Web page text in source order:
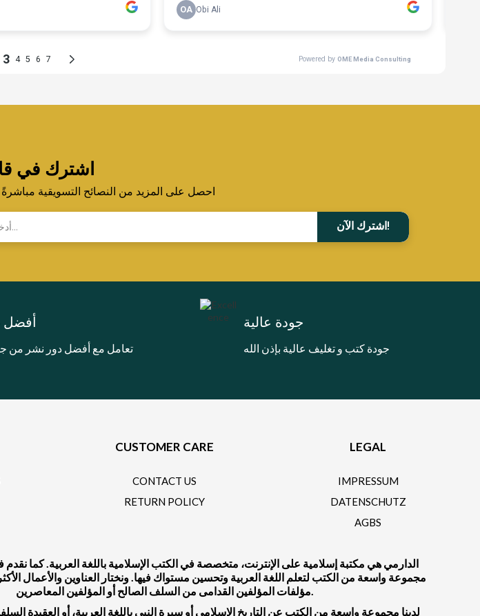
اشترك في
احصل على المزيد من النصائح التسويقية مباشرةً
اشترك الآن!
أفضل
تعامل مع أفضل دور نشر من
جودة عالية
جودة كتب و تغليف عالية بإذن الله
CUSTOMER CARE
CONTACT US
RETURN POLICY
LEGAL
IMPRESSUM
DATENSCHUTZ
AGBS
الدارمي هي مكتبة إسلامية على الإنترنت، متخصصة في الكتب الإسلامية باللغة العربية. كما نقدم
مجموعة واسعة من الكتب لتعلم اللغة العربية وتحسين مستواك فيها. ونختار العناوين والأعمال
مؤلفات المؤلفين القدامى من السلف الصالح أو المؤلفين المعاصرين.
لدينا مجموعة واسعة من الكتب عن التاريخ الإسلامي أو سيرة النبي باللغة العربية، أو العقيدة